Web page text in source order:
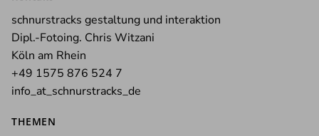
schnurstracks gestaltung und interaktion
Dipl.-Fotoing. Chris Witzani
Köln am Rhein
+49 1575 876 524 7
info_at_schnurstracks_de
THEMEN